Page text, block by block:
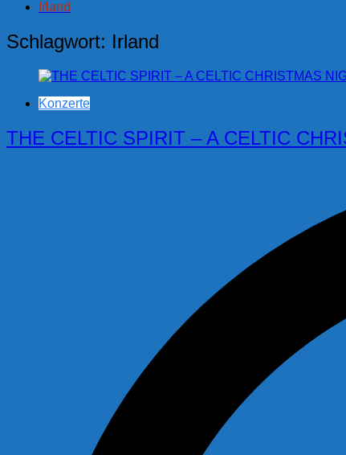
Irland
Schlagwort: Irland
Konzerte
THE CELTIC SPIRIT – A CELTIC